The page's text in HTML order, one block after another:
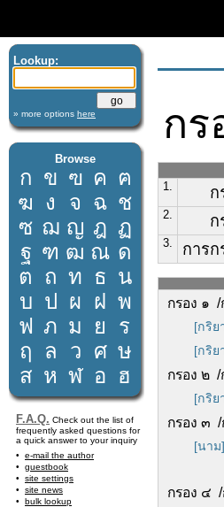
Lookup:
» more options here
Browse
ก ข ฃ ค ฅ
ฆ ง จ ฉ ช
ซ ฌ ญ ฎ ฏ
ฐ ฑ ฒ ณ ด
ต ถ ท ธ น
บ ป ผ ฝ พ
ฟ ภ ม ย
ร
ฤ
ล ว ศ ษ
ส ห ฬ อ ฮ
F.A.Q. Check out the list of
frequently asked questions for
a quick answer to your inquiry
e-mail the author
guestbook
site settings
site news
bulk lookup
กร
1.
ก
2. ก
3. การก
กรอง ๑ /
[กริย
[กริย
กรอง ๒ /
[กริย
กรอง ๓ /
[นาม]
กรอง ๔ /